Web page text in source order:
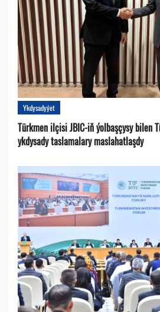
Ykdysadyýet
Türkmen ilçisi JBIC-iň ýolbaşçysy bilen
ykdysady taslamalary maslahatlaşdy